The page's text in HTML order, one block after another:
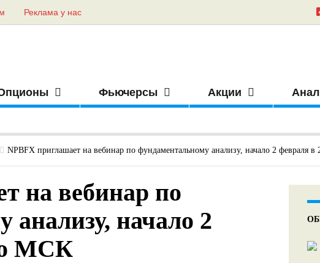
Реклама у нас
Фьючерсы Акции
NPBFX приглашает на вебинар по фундаментальному анализу, начало 2 февраля
на вебинар по
анализу, начало 2
МСК